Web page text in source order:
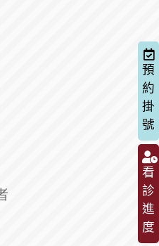
預
約
掛
號
看
診
進
度